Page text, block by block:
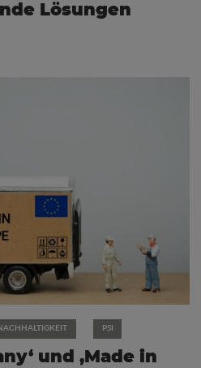
Lösungen
PSI
und ‚Made in